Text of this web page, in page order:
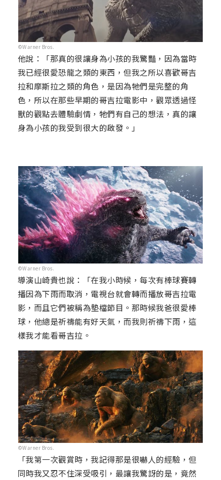
©Warner Bros.
他說：「那真的很讓身為小孩的我驚豔，因為當時
我已經很愛恐龍之類的東西，但我之所以喜歡哥吉
拉和摩斯拉之類的角色，是因為牠們是完整的角
色，所以在那些早期的哥吉拉電影中，觀眾透過怪
獸的觀點去體驗劇情，牠們有自己的想法，真的讓
身為小孩的我受到很大的啟發。」
©Warner Bros.
導演山崎貴也說：「在我小時候，每次有棒球賽轉
播因為下雨而取消，電視台就會轉而播放哥吉拉電
影，而且它們被稱為墊檔節目。那時候我爸很愛棒
球，他總是祈禱能有好天氣，而我則祈禱下雨，這
樣我才能看哥吉拉。
©Warner Bros.
「我第一次觀賞時，我記得那是很嚇人的經驗，但
同時我又忍不住深受吸引，最讓我驚訝的是，竟然